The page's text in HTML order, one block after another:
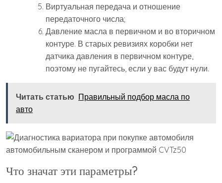
Виртуальная передача и отношение
передаточного числа;
Давление масла в первичном и во вторичном
контуре. В старых ревизиях коробки нет
датчика давления в первичном контуре,
поэтому не пугайтесь, если у вас будут нули.
Читать статью Правильный подбор масла по
авто
Что значат эти параметры?